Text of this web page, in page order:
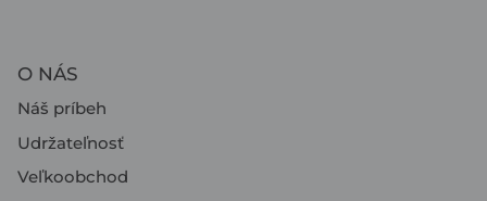
O NÁS
Náš príbeh
Udržateľnosť
Veľkoobchod